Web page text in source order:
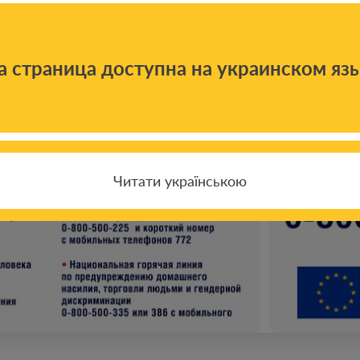
страница доступна на украинском
Читати українською